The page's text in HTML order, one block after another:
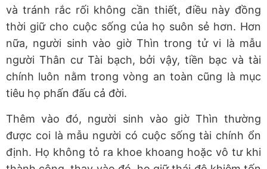
và tránh rắc rối không cần thiết, điều này đồng
thời giữ cho cuộc sống của họ suôn sẻ hơn. Hơn
nữa, người sinh vào giờ Thìn trong tử vi là mẫu
người Thân cư Tài bạch, bởi vậy, tiền bạc và tài
chính luôn nằm trong vòng an toàn cũng là mục
tiêu họ phấn đấu cả đời.
Thêm vào đó, người sinh vào giờ Thìn thường
được coi là mẫu người có cuộc sống tài chính ổn
định. Họ không tỏ ra khoe khoang hoặc vô tư khi